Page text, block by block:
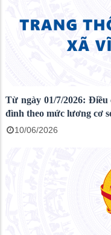
Từ ngày 01/7/2026:
đình theo mức lương cơ
10/06/2026